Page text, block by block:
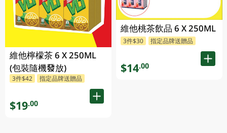
維他檸檬茶 6 X 250ML
(包裝隨機發放)
3件$42 指定品牌送贈品
$19.00
維他桃茶飲品 6 X 250ML
3件$30 指定品牌送贈品
$14.00